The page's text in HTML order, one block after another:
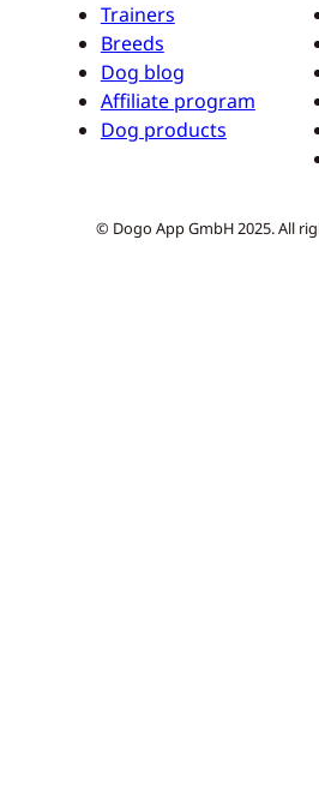
Trainers
Breeds
Dog blog
Affiliate program
Dog products
© Dogo App GmbH 2025. All